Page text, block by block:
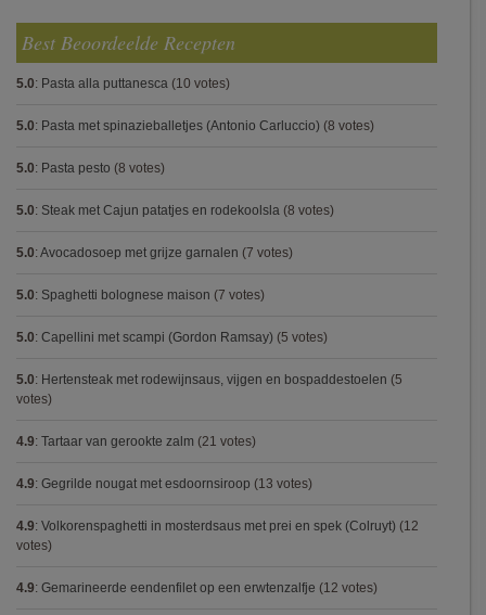
Best Beoordeelde Recepten
5.0: Pasta alla puttanesca (10 votes)
5.0: Pasta met spinazieballetjes (Antonio Carluccio) (8 votes)
5.0: Pasta pesto (8 votes)
5.0: Steak met Cajun patatjes en rodekoolsla (8 votes)
5.0: Avocadosoep met grijze garnalen (7 votes)
5.0: Spaghetti bolognese maison (7 votes)
5.0: Capellini met scampi (Gordon Ramsay) (5 votes)
5.0: Hertensteak met rodewijnsaus, vijgen en bospaddestoelen (5
votes)
4.9: Tartaar van gerookte zalm (21 votes)
4.9: Gegrilde nougat met esdoornsiroop (13 votes)
4.9: Volkorenspaghetti in mosterdsaus met prei en spek (Colruyt) (12
votes)
4.9: Gemarineerde eendenfilet op een erwtenzalfje (12 votes)